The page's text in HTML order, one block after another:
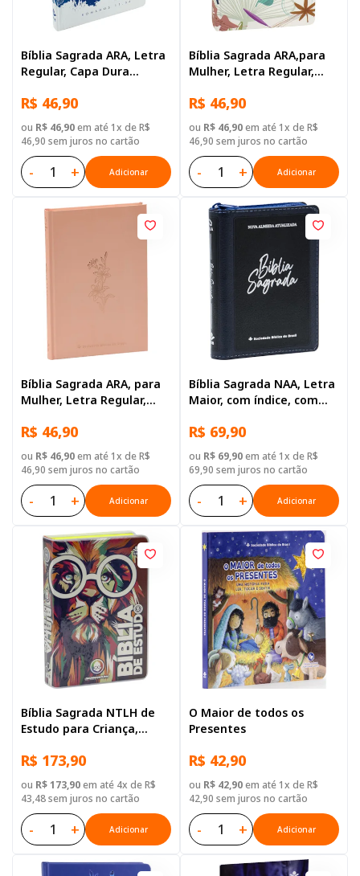
Bíblia Sagrada ARA, Letra
Regular, Capa Dura
R$ 46,90
ou R$ 46,90em até 1x de R$
46,90 sem juros no cartão
- + Adicionar
Bíblia Sagrada ARA,para
Mulher, Letra Regular,
R$ 46,90
ou R$ 46,90em até 1x de R$
46,90 sem juros no cartão
- + Adicionar
Bíblia Sagrada ARA, para
Mulher, Letra Regular,
R$ 46,90
ou R$ 46,90em até 1x de R$
46,90 sem juros no cartão
- + Adicionar
Bíblia Sagrada NAA, Letra
Maior, com índice, com
Sintético Azul
R$ 69,90
ou R$ 69,90em até 1x de R$
69,90 sem juros no cartão
- + Adicionar
Bíblia Sagrada NTLH de
Estudo para Criança,
palavras de Jesus
destacadas, com mapa,
Capa Dura Ilustrada:
R$ 173,90
ou R$ 173,90em até 4x de R$
43,48 sem juros no cartão
- + Adicionar
O Maior de todos os
Presentes
R$ 42,90
ou R$ 42,90em até 1x de R$
42,90 sem juros no cartão
- + Adicionar